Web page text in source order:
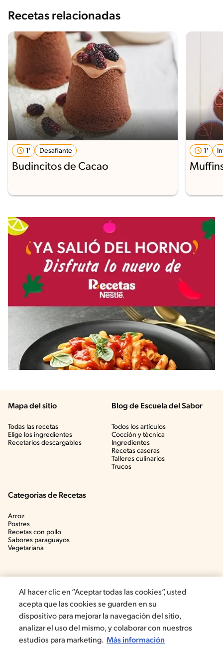
Recetas relacionadas
1' Desafiante
Budincitos de Cacao
1'
Mapa del sitio
Todas las recetas
Elige los ingredientes
Recetarios descargables
Blog de Escuela del Sabor
Todos los artículos
Cocción y técnica
Ingredientes
Recetas caseras
Talleres culinarios
Trucos
Categorias de Recetas
Arroz
Postres
Recetas con pollo
Sabores paraguayos
Vegetariana
©2022, Nestlé. Marcas registradas por Société dels Produits Nestlé,
Al hacer clic en “Aceptar todas las cookies”, usted
acepta que las cookies se guarden en su
dispositivo para mejorar la navegación del sitio,
analizar el uso del mismo, y colaborar con nuestros
estudios para marketing. Más información